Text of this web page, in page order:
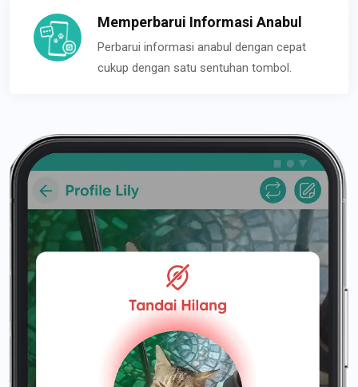
Memperbarui Informasi Anabul
Perbarui informasi anabul dengan cepat
cukup dengan satu sentuhan tombol.